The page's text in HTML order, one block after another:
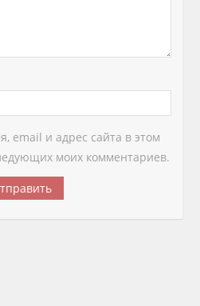
email и адрес сайта в этом
моих комментариев.